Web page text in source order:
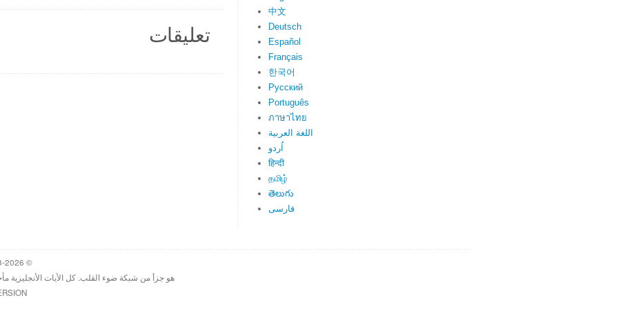
تعليقات
中文
Deutsch
Español
Français
한국어
Русский
Português
ภาษาไทย
اللغة العربية
اُردو
हिन्दी
தமிழ்
తెలుగు
فارسی
© 1998-2026 Heartlight, Inc. Verseoftheday.com
هو جزأ من شبكة ضوء القلب. كل الأيات الأنجليزية